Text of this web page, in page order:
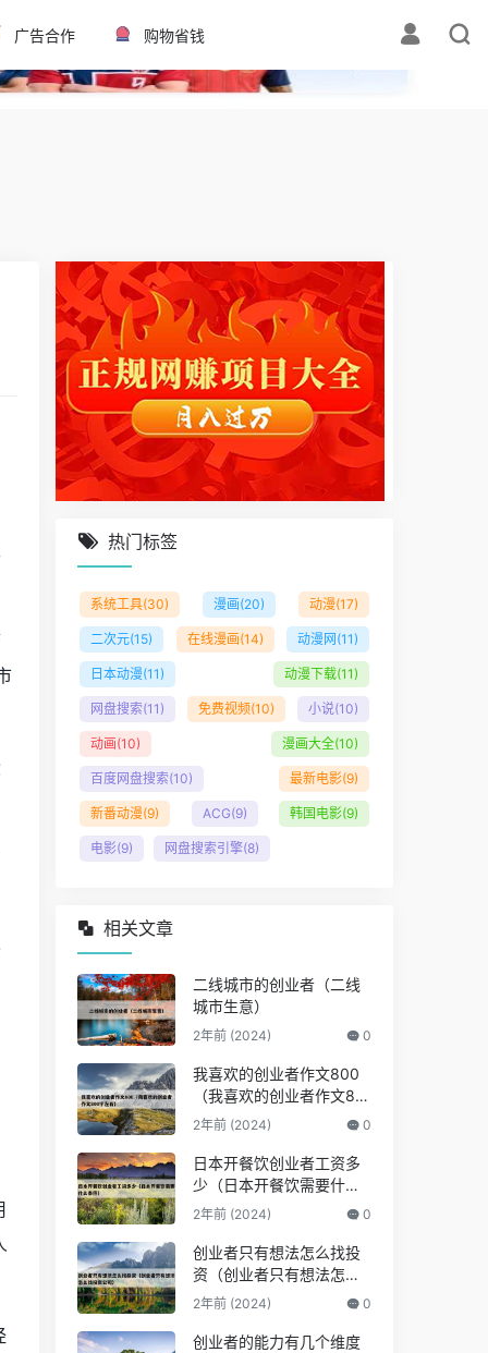
✕
广告合作 购物省钱
热门标签
系统工具(30) 漫画(20) 动漫(17)
二次元(15) 在线漫画(14) 动漫网 (11)
日本动漫(11) 动漫下载(11)
网盘搜索(11) 免费视频(10) 小说(10)
动画(10) 漫画大全(10)
百度网盘搜索(10) 最新电影(9)
新番动漫(9) ACG(9) 韩国电影(9)
电影(9) 网盘搜索引擎(8)
相关文章
二线城市的创业者（二线
城市生意）
2年前 (2024) 0
我喜欢的创业者作文800
（我喜欢的创业者作文80
0字左右）
2年前 (2024) 0
日本开餐饮创业者工资多
少（日本开餐饮需要什么
条件）
2年前 (2024) 0
创业者只有想法怎么找投
资（创业者只有想法怎么
找投资公司）
2年前 (2024) 0
创业者的能力有几个维度